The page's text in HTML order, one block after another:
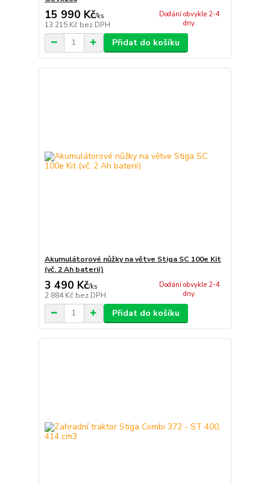
15 990 Kč/ks
13 215 Kč bez DPH
Dodání obvykle 2-4
dny.
Přidat do košíku
Akumulátorové nůžky na větve Stiga SC 100e Kit
(vč. 2 Ah baterií)
3 490 Kč/ks
2 884 Kč bez DPH
Dodání obvykle 2-4
dny.
Přidat do košíku